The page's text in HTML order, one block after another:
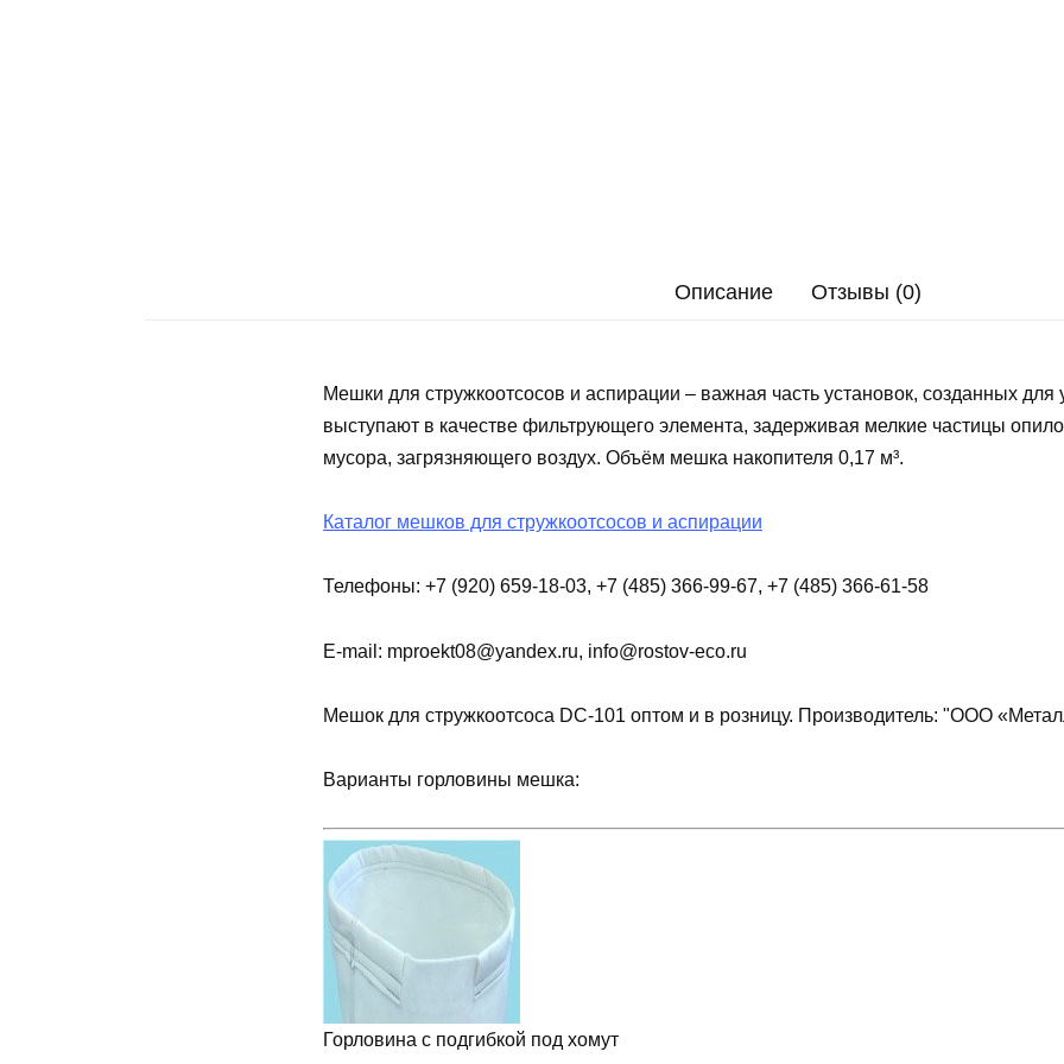
Описание Отзывы (0)
Мешки для стружкоотсосов и аспирации – важная часть установок, созданных
выступают в качестве фильтрующего элемента, задерживая мелкие частицы
мусора, загрязняющего воздух. Объём мешка накопителя 0,17 м³.
Каталог мешков для стружкоотсосов и аспирации
Телефоны: +7 (920) 659-18-03, +7 (485) 366-99-67, +7 (485) 366-61-58
E-mail: mproekt08@yandex.ru, info@rostov-eco.ru
Мешок для стружкоотсоса DC-101 оптом и в розницу. Производитель: "ООО
Варианты горловины мешка:
Горловина с подгибкой под хомут